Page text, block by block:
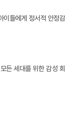
이들에게 정서적 안정감
든 세대를 위한 감성 회